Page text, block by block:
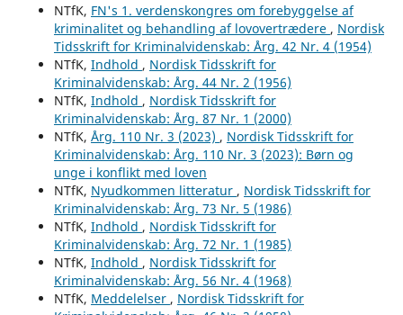
NTfK, FN's 1. verdenskongres om forebyggelse af
kriminalitet og behandling af lovovertrædere , Nordisk
Tidsskrift for Kriminalvidenskab: Årg. 42 Nr. 4 (1954)
NTfK, Indhold , Nordisk Tidsskrift for
Kriminalvidenskab: Årg. 44 Nr. 2 (1956)
NTfK, Indhold , Nordisk Tidsskrift for
Kriminalvidenskab: Årg. 87 Nr. 1 (2000)
NTfK, Årg. 110 Nr. 3 (2023) , Nordisk Tidsskrift for
Kriminalvidenskab: Årg. 110 Nr. 3 (2023): Børn og
unge i konflikt med loven
NTfK, Nyudkommen litteratur , Nordisk Tidsskrift for
Kriminalvidenskab: Årg. 73 Nr. 5 (1986)
NTfK, Indhold , Nordisk Tidsskrift for
Kriminalvidenskab: Årg. 72 Nr. 1 (1985)
NTfK, Indhold , Nordisk Tidsskrift for
Kriminalvidenskab: Årg. 56 Nr. 4 (1968)
NTfK, Meddelelser , Nordisk Tidsskrift for